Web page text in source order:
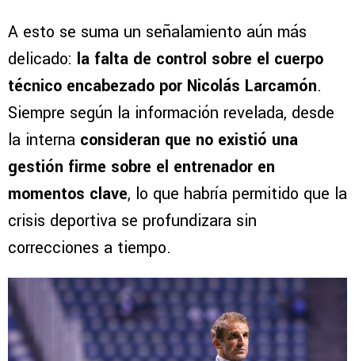
A esto se suma un señalamiento aún más
delicado: la falta de control sobre el cuerpo
técnico encabezado por Nicolás Larcamón.
Siempre según la información revelada, desde
la interna consideran que no existió una
gestión firme sobre el entrenador en
momentos clave, lo que habría permitido que la
crisis deportiva se profundizara sin
correcciones a tiempo.